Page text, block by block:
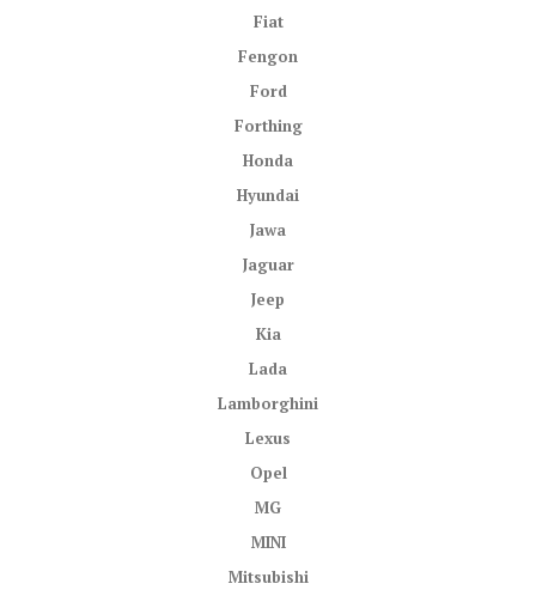
Fiat
Fengon
Ford
Forthing
Honda
Hyundai
Jawa
Jaguar
Jeep
Kia
Lada
Lamborghini
Lexus
Opel
MG
MINI
Mitsubishi